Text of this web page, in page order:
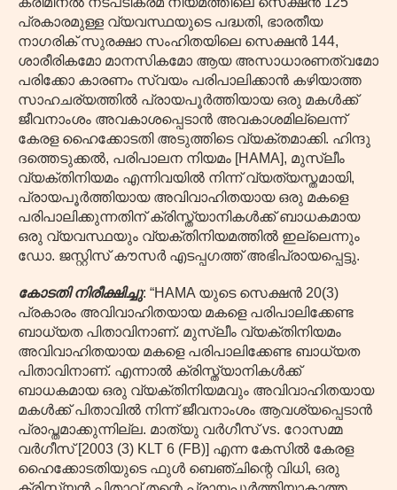
പ്രകാരമുള്ള വ്യവസ്ഥയുടെ പദ്ധതി, ഭാരതീയ
നാഗരിക് സുരക്ഷാ സംഹിതയിലെ സെക്ഷൻ 144,
ശാരീരികമോ മാനസികമോ ആയ അസാധാരണത്വമോ
പരിക്കോ കാരണം സ്വയം പരിപാലിക്കാൻ കഴിയാത്ത
സാഹചര്യത്തിൽ പ്രായപൂർത്തിയായ ഒരു മകൾക്ക്
ജീവനാംശം അവകാശപ്പെടാൻ അവകാശമില്ലെന്ന്
കേരള ഹൈക്കോടതി അടുത്തിടെ വ്യക്തമാക്കി. ഹിന്ദു
ദത്തെടുക്കൽ, പരിപാലന നിയമം [HAMA], മുസ്ലീം
വ്യക്തിനിയമം എന്നിവയിൽ നിന്ന് വ്യത്യസ്തമായി,
പ്രായപൂർത്തിയായ അവിവാഹിതയായ ഒരു മകളെ
പരിപാലിക്കുന്നതിന് ക്രിസ്ത്യാനികൾക്ക് ബാധകമായ
ഒരു വ്യവസ്ഥയും വ്യക്തിനിയമത്തിൽ ഇല്ലെന്നും
ഡോ. ​​ജസ്റ്റിസ് കൗസർ എടപ്പഗത്ത് അഭിപ്രായപ്പെട്ടു.
കോടതി നിരീക്ഷിച്ചു: “HAMA യുടെ സെക്ഷൻ 20(3)
പ്രകാരം അവിവാഹിതയായ മകളെ പരിപാലിക്കേണ്ട
ബാധ്യത പിതാവിനാണ്. മുസ്ലീം വ്യക്തിനിയമം
അവിവാഹിതയായ മകളെ പരിപാലിക്കേണ്ട ബാധ്യത
പിതാവിനാണ്. എന്നാൽ ക്രിസ്ത്യാനികൾക്ക്
ബാധകമായ ഒരു വ്യക്തിനിയമവും അവിവാഹിതയായ
മകൾക്ക് പിതാവിൽ നിന്ന് ജീവനാംശം ആവശ്യപ്പെടാൻ
പ്രാപ്തമാക്കുന്നില്ല. മാത്യു വർഗീസ് vs. റോസമ്മ
വർഗീസ് [2003 (3) KLT 6 (FB)] എന്ന കേസിൽ കേരള
ഹൈക്കോടതിയുടെ ഫുൾ ബെഞ്ചിന്റെ വിധി, ഒരു